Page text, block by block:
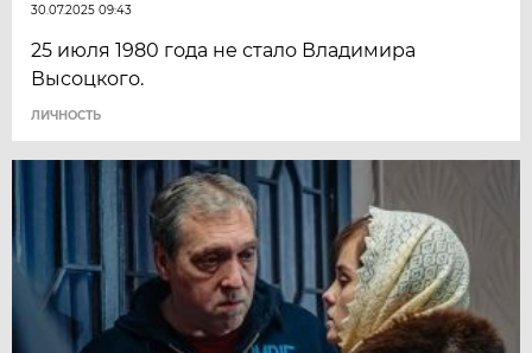
30.07.2025 09:43
25 июля 1980 года не стало Владимира
Высоцкого.
ЛИЧНОСТЬ